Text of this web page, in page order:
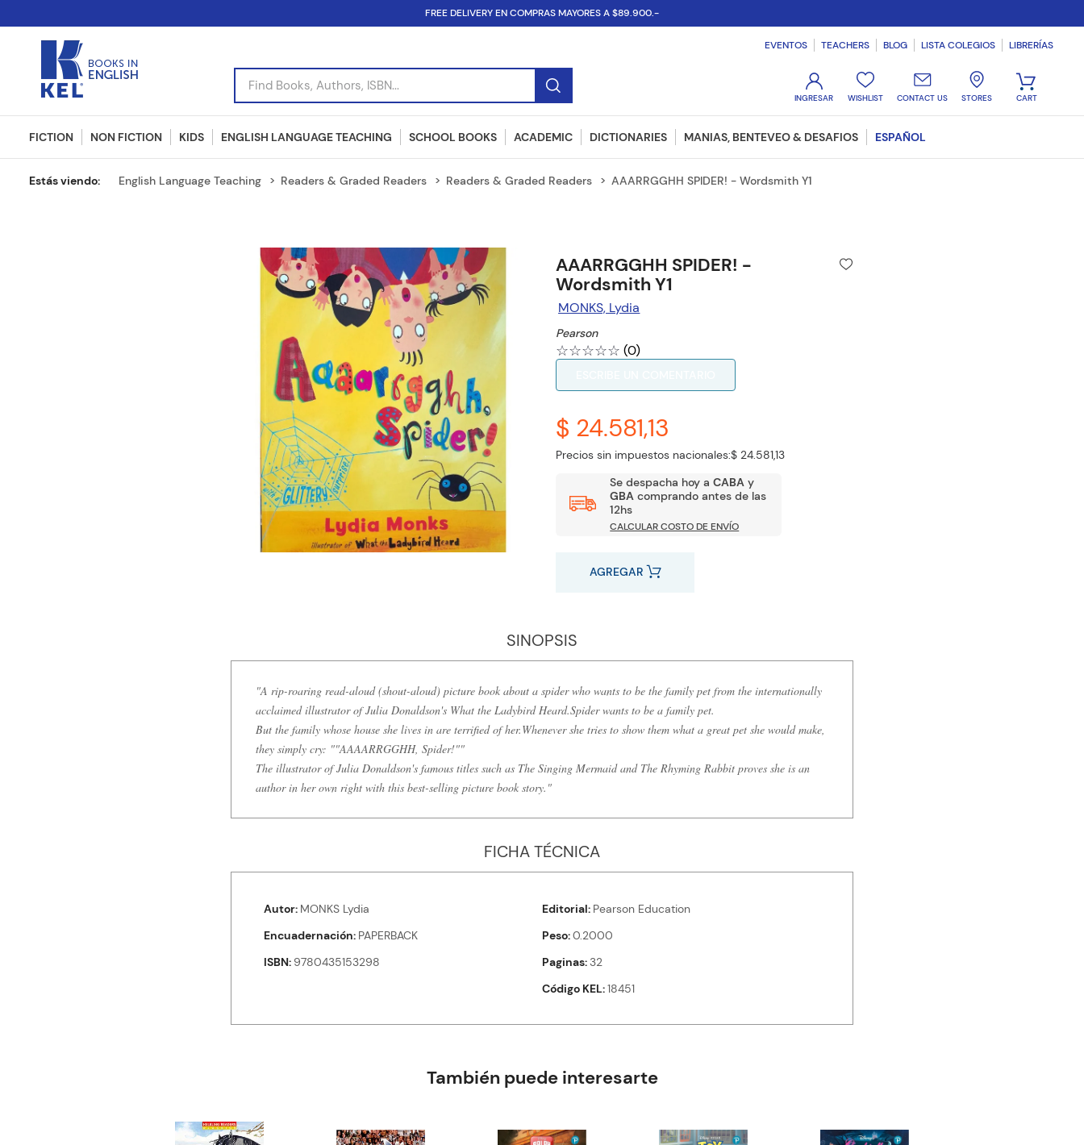
FREE DELIVERY EN COMPRAS MAYORES A $89.900.-
Find Books, Authors, ISBN...
EVENTOS TEACHERS BLOG LISTA COLEGIOS LIBRERÍAS
WISHLIST CONTACT US STORES
FICTION NON FICTION KIDS ENGLISH LANGUAGE TEACHING SCHOOL BOOKS ACADEMIC DICTIONARIES MANIAS, BENTEVEO & DESAFIOS ESPAÑOL
English Language Teaching Readers & Graded Readers Readers & Graded Readers AAARRGGHH SPIDER! - Wordsmith Y1
AAARRGGHH SPIDER! -
Wordsmith Y1
MONKS, Lydia
Pearson
☆☆☆☆☆ (0)
$ 24.581,13
Precios sin impuestos nacionales:$ 24.581,13
Se despacha hoy aCABA y
GBA comprando antes de las
12hs
CALCULAR COSTO DE ENVÍO
AGREGAR
SINOPSIS
"A rip-roaring read-aloud (shout-aloud) picture book about a spider who wants to be the family pet from the internationally
acclaimed illustrator of Julia Donaldson's What the Ladybird Heard.Spider wants to be a family pet.
But the family whose house she lives in are terrified of her.Whenever she tries to show them what a great pet she would make,
they simply cry: ""AAAARRGGHH, Spider!""
The illustrator of Julia Donaldson's famous titles such as The Singing Mermaid and The Rhyming Rabbit proves she is an
author in her own right with this best-selling picture book story."
FICHA TÉCNICA
Autor MONKS Lydia Editorial Pearson Education
Encuadernación PAPERBACK Peso 0.2000
ISBN 9780435153298 Paginas 32
Código KEL 18451
También puede interesarte